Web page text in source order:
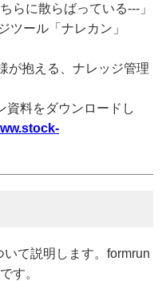
らに散らばっている---」
ツール「ナレカン」
が抱える、ナレッジ管理
資料をダウンロードし
て説明します。formrun
す。